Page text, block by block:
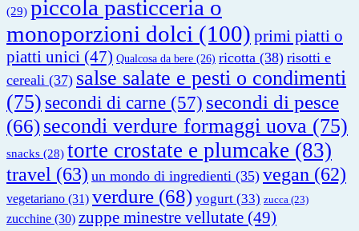
(29) piccola pasticceria o
monoporzioni dolci (100) primi piatti o
piatti unici (47) Qualcosa da bere (26) ricotta (38) risotti e
cereali (37) salse salate e pesti o condimenti
(75) secondi di carne (57) secondi di pesce
(66)secondi verdure formaggi uova (75)
snacks (28) torte crostate e plumcake (83)
travel (63) un mondo di ingredienti (35) vegan (62)
vegetariano (31) verdure (68) yogurt (33) zucca (23)
zucchine (30) zuppe minestre vellutate (49)